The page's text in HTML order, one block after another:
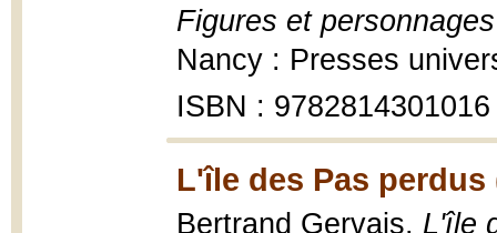
Figures et
Nancy : Presses
ISBN : 9782814301016
L'île des Pas perdus
Bertrand Gervais, L'île